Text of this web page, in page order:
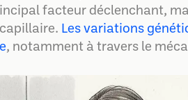
facteur déclenchant,
Les variations
, notamment à travers le